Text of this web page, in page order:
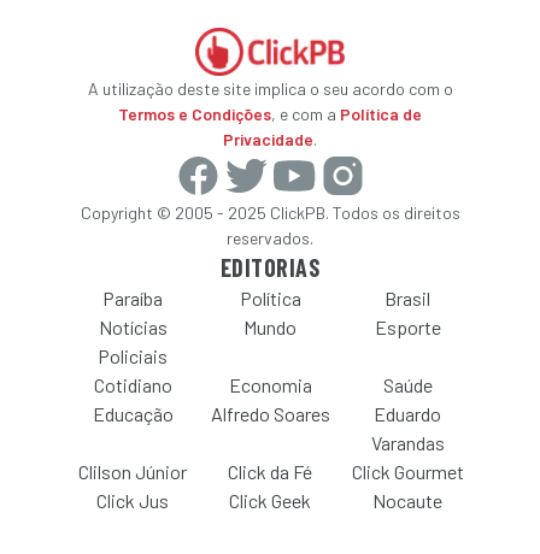
A utilização deste site implica o seu acordo com o
Termos e Condições, e com a Política de
Privacidade.
Copyright © 2005 - 2025 ClickPB. Todos os direitos
reservados.
EDITORIAS
Paraíba Política
Brasil
Notícias
Policiais
Mundo Esporte
Cotidiano Economia
Saúde
Educação
Alfredo Soares
Eduardo
Varandas
Clilson Júnior
Click da Fé
Click Gourmet
Click Jus
Click Geek Nocaute